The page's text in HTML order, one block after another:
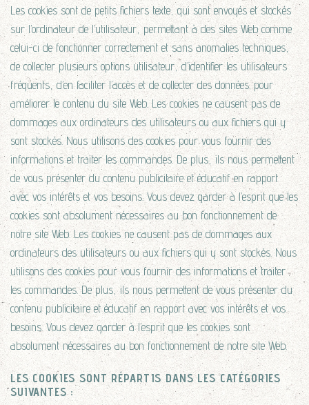
Les cookies sont de petits fichiers texte, qui sont envoyés et stockés
sur l’ordinateur de l’utilisateur, permettant à des sites Web comme
celui-ci de fonctionner correctement et sans anomalies techniques,
de collecter plusieurs options utilisateur, d’identifier les utilisateurs
fréquents, d’en faciliter l’accès et de collecter des données. pour
améliorer le contenu du site Web. Les cookies ne causent pas de
dommages aux ordinateurs des utilisateurs ou aux fichiers qui y
sont stockés. Nous utilisons des cookies pour vous fournir des
informations et traiter les commandes. De plus, ils nous permettent
de vous présenter du contenu publicitaire et éducatif en rapport
avec vos intérêts et vos besoins. Vous devez garder à l’esprit que les
cookies sont absolument nécessaires au bon fonctionnement de
notre site Web. Les cookies ne causent pas de dommages aux
ordinateurs des utilisateurs ou aux fichiers qui y sont stockés. Nous
utilisons des cookies pour vous fournir des informations et traiter
les commandes. De plus, ils nous permettent de vous présenter du
contenu publicitaire et éducatif en rapport avec vos intérêts et vos
besoins. Vous devez garder à l’esprit que les cookies sont
absolument nécessaires au bon fonctionnement de notre site Web.
LES COOKIES SONT RÉPARTIS DANS LES CATÉGORIES
SUIVANTES :